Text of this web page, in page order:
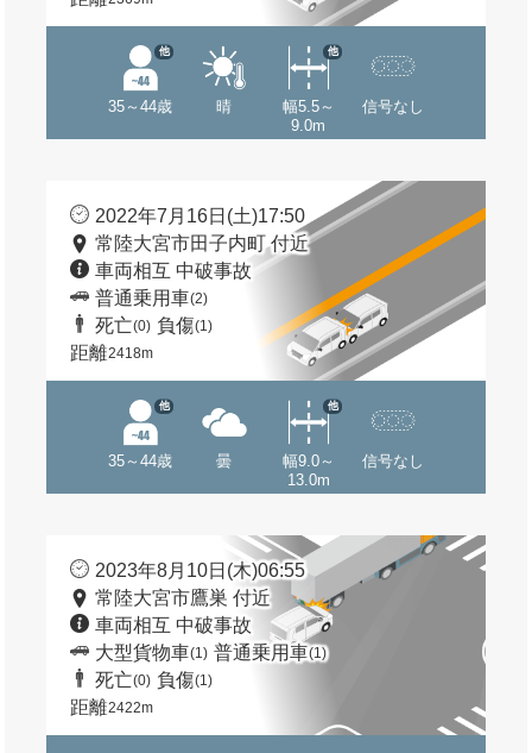
35～44歳
他
晴
幅5.5～
9.0m
他
信号なし
2022年7月16日(土)17:50
常陸大宮市田子内町 付近
車両相互 中破事故
普通乗用車(2)
死亡(0) 負傷(1)
距離2418m
35～44歳
他
曇
幅9.0～
13.0m
他
信号なし
2023年8月10日(木)06:55
常陸大宮市鷹巣 付近
車両相互 中破事故
大型貨物車(1) 普通乗用車(1)
死亡(0) 負傷(1)
距離2422m